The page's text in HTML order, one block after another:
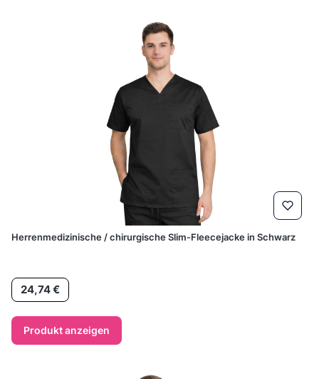
Herrenmedizinische / chirurgische Slim-Fleecejacke in Schwarz
Preis
24,74 €
Produkt anzeigen